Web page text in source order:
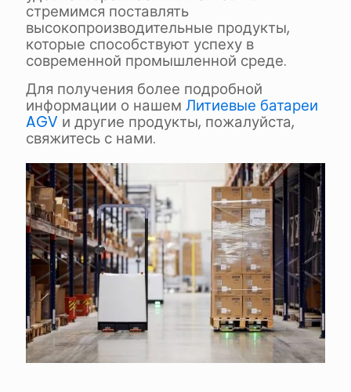
стремимся поставлять
высокопроизводительные продукты,
которые способствуют успеху в
современной промышленной среде.
Для получения более подробной
информации о нашем Литиевые батареи
AGV и другие продукты, пожалуйста,
свяжитесь с нами.